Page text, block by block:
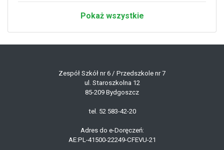
Pokaż wszystkie
Zespół Szkół nr 6 / Przedszkole nr 7
ul. Staroszkolna 12
85-209 Bydgoszcz
tel. 52 583-42-20
Adres do e-Doręczeń:
AE:PL-41500-22249-CFEVU-21